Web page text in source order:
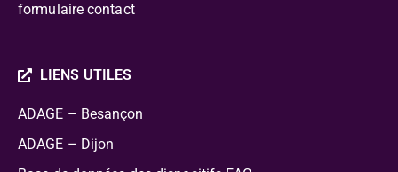
formulaire contact
LIENS UTILES
ADAGE – Besançon
ADAGE – Dijon